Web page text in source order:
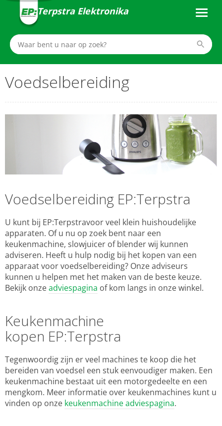
Terpstra Elektronika
Voedselbereiding
Voedselbereiding EP:Terpstra
U kunt bij EP:Terpstravoor veel klein huishoudelijke
apparaten. Of u nu op zoek bent naar een
keukenmachine, slowjuicer of blender wij kunnen
adviseren. Heeft u hulp nodig bij het kopen van een
apparaat voor voedselbereiding? Onze adviseurs
kunnen u helpen met het maken van de beste keuze.
Bekijk onzeadviespagina of kom langs in onze winkel.
Keukenmachine
kopen EP:Terpstra
Tegenwoordig zijn er veel machines te koop die het
bereiden van voedsel een stuk eenvoudiger maken. Een
keukenmachine bestaat uit een motorgedeelte en een
mengkom. Meer informatie over keukenmachines kunt u
vinden op onze keukenmachine adviespagina.